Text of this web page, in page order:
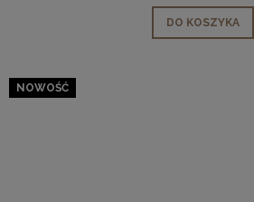
DO KOSZYKA
NOWOŚĆ